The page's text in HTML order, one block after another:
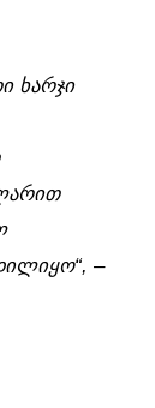
ხარჯი
–